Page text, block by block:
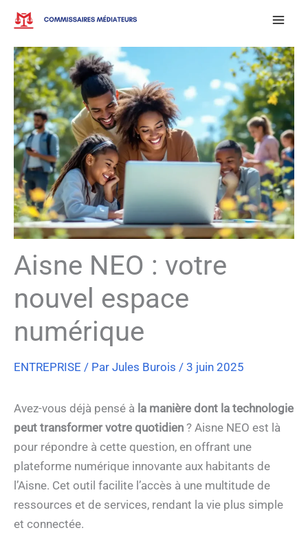
Aller
contenu
Aisne NEO : votre
nouvel espace
numérique
ENTREPRISE / Par Jules Burois / 3 juin 2025
Avez-vous déjà pensé à la manière dont la technologie
peut transformer votre quotidien ? Aisne NEO est là
pour répondre à cette question, en offrant une
plateforme numérique innovante aux habitants de
l’Aisne. Cet outil facilite l’accès à une multitude de
ressources et de services, rendant la vie plus simple
et connectée.